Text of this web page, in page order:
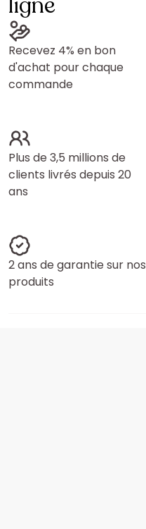
Recevez 4% en bon
d'achat pour chaque
commande
Plus de 3,5 millions de
clients livrés depuis 20
ans
2 ans de garantie sur nos
produits